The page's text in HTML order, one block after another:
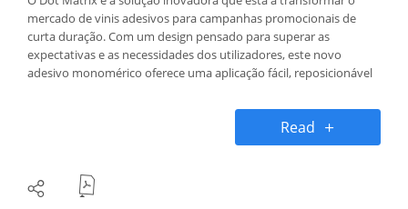
mercado de vinis adesivos para campanhas promocionais de
curta duração. Com um design pensado para superar as
expectativas e as necessidades dos utilizadores, este novo
adesivo monomérico oferece uma aplicação fácil, reposicionável
Read